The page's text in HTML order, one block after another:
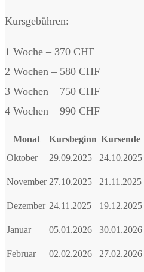
Kursgebühren:
1 Woche – 370 CHF
2 Wochen – 580 CHF
3 Wochen – 750 CHF
4 Wochen – 990 CHF
Monat Kursbeginn Kursende
Oktober
29.09.2025 24.10.2025
November 27.10.2025 21.11.2025
Dezember 24.11.2025 19.12.2025
Januar
05.01.2026 30.01.2026
Februar
02.02.2026 27.02.2026